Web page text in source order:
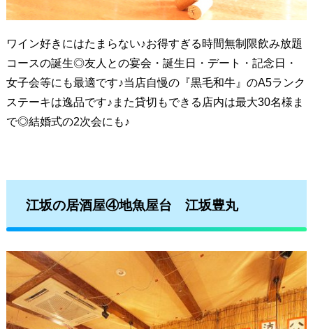
ワイン好きにはたまらない♪お得すぎる時間無制限飲み放題
コースの誕生◎友人との宴会・誕生日・デート・記念日・
女子会等にも最適です♪当店自慢の『黒毛和牛』のA5ランク
ステーキは逸品です♪また貸切もできる店内は最大30名様ま
で◎結婚式の2次会にも♪
江坂の居酒屋④地魚屋台 江坂豊丸